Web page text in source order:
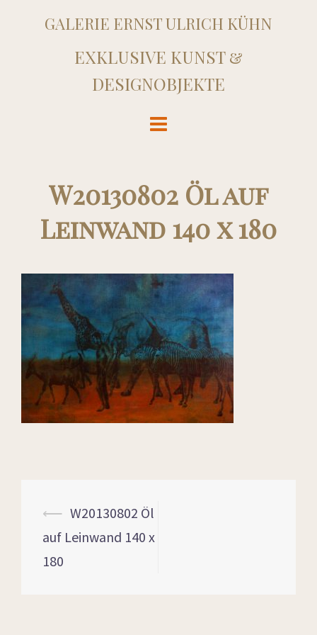
GALERIE ERNST ULRICH KÜHN
EXKLUSIVE KUNST &
DESIGNOBJEKTE
W20130802 Öl auf
Leinwand 140 x 180
⟵ W20130802 Öl
auf Leinwand 140 x
180